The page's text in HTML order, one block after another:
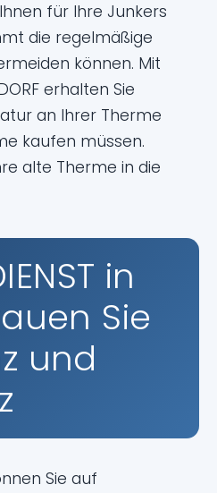
für Ihre Junkers
die regelmäßige
können. Mit
erhalten Sie
an Ihrer Therme
kaufen müssen.
alte Therme in die
in
Sie
und
Sie auf